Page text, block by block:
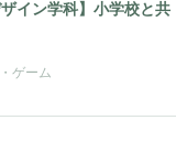
ザイン学科】小学校と共
ゲーム